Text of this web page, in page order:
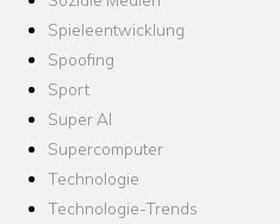
Spieleentwicklung
Spoofing
Sport
Super AI
Supercomputer
Technologie
Technologie-Trends